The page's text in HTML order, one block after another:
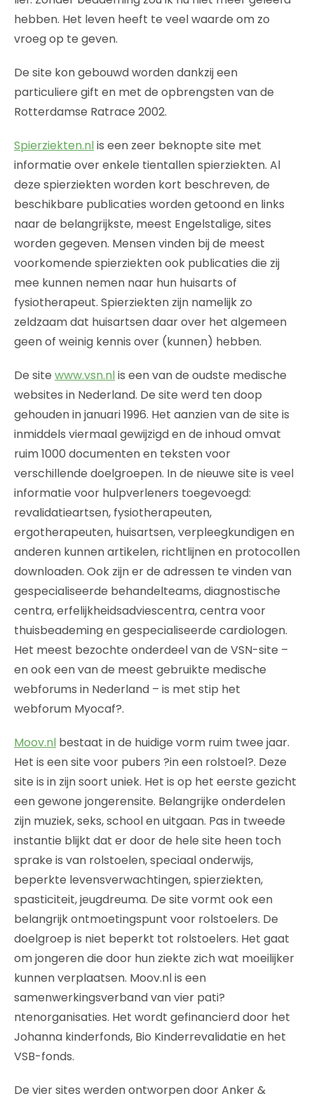
hebben. Het leven heeft te veel waarde om zo
vroeg op te geven.
De site kon gebouwd worden dankzij een
particuliere gift en met de opbrengsten van de
Rotterdamse Ratrace 2002.
Spierziekten.nlis een zeer beknopte site met
informatie over enkele tientallen spierziekten. Al
deze spierziekten worden kort beschreven, de
beschikbare publicaties worden getoond en links
naar de belangrijkste, meest Engelstalige, sites
worden gegeven. Mensen vinden bij de meest
voorkomende spierziekten ook publicaties die zij
mee kunnen nemen naar hun huisarts of
fysiotherapeut. Spierziekten zijn namelijk zo
zeldzaam dat huisartsen daar over het algemeen
geen of weinig kennis over (kunnen) hebben.
De site www.vsn.nlis een van de oudste medische
websites in Nederland. De site werd ten doop
gehouden in januari 1996. Het aanzien van de site is
inmiddels viermaal gewijzigd en de inhoud omvat
ruim 1000 documenten en teksten voor
verschillende doelgroepen. In de nieuwe site is veel
informatie voor hulpverleners toegevoegd:
revalidatieartsen, fysiotherapeuten,
ergotherapeuten, huisartsen, verpleegkundigen en
anderen kunnen artikelen, richtlijnen en protocollen
downloaden. Ook zijn er de adressen te vinden van
gespecialiseerde behandelteams, diagnostische
centra, erfelijkheidsadviescentra, centra voor
thuisbeademing en gespecialiseerde cardiologen.
Het meest bezochte onderdeel van de VSN-site –
en ook een van de meest gebruikte medische
webforums in Nederland – is met stip het
webforum Myocaf?.
Moov.nl bestaat in de huidige vorm ruim twee jaar.
Het is een site voor pubers ?in een rolstoel?. Deze
site is in zijn soort uniek. Het is op het eerste gezicht
een gewone jongerensite. Belangrijke onderdelen
zijn muziek, seks, school en uitgaan. Pas in tweede
instantie blijkt dat er door de hele site heen toch
sprake is van rolstoelen, speciaal onderwijs,
beperkte levensverwachtingen, spierziekten,
spasticiteit, jeugdreuma. De site vormt ook een
belangrijk ontmoetingspunt voor rolstoelers. De
doelgroep is niet beperkt tot rolstoelers. Het gaat
om jongeren die door hun ziekte zich wat moeilijker
kunnen verplaatsen. Moov.nl is een
samenwerkingsverband van vier pati?
ntenorganisaties. Het wordt gefinancierd door het
Johanna kinderfonds, Bio Kinderrevalidatie en het
VSB-fonds.
De vier sites werden ontworpen door Anker &